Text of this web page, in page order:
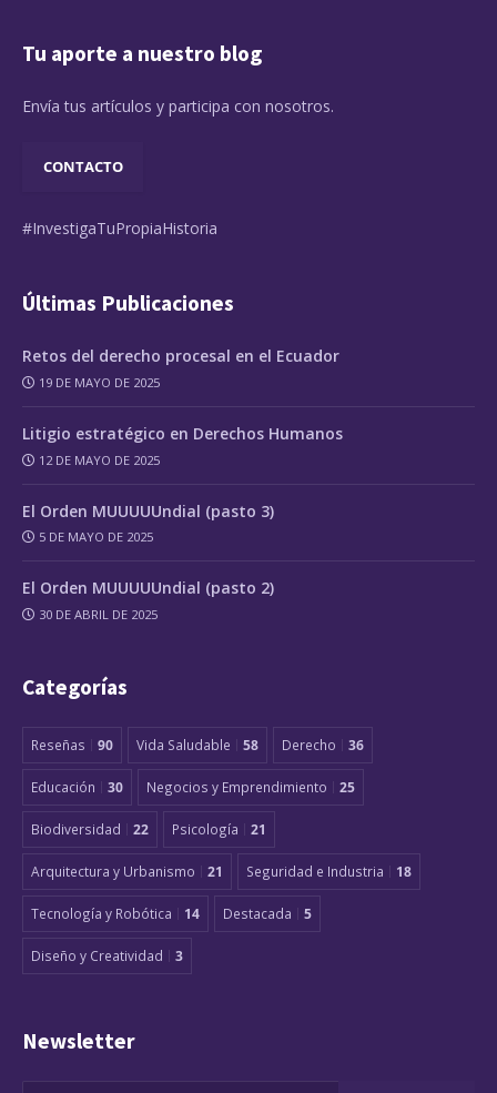
Tu aporte a nuestro blog
Envía tus artículos y participa con nosotros.
CONTACTO
#InvestigaTuPropiaHistoria
Últimas Publicaciones
Retos del derecho procesal en el Ecuador
19 DE MAYO DE 2025
Litigio estratégico en Derechos Humanos
12 DE MAYO DE 2025
El Orden MUUUUUndial (pasto 3)
5 DE MAYO DE 2025
El Orden MUUUUUndial (pasto 2)
30 DE ABRIL DE 2025
Categorías
Reseñas 90 Vida Saludable 58 Derecho 36
Educación 30 Negocios y Emprendimiento 25
Biodiversidad 22 Psicología 21
Arquitectura y Urbanismo 21 Seguridad e Industria 18
Tecnología y Robótica 14 Destacada 5
Diseño y Creatividad 3
Newsletter